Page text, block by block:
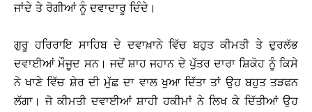
ਜਾਂਦੇ ਤੇ ਰੋਗੀਆਂ ਨੂੰ ਦਵਾਦਾਰੂ ਦਿੰਦੇ।
ਗੁਰੂ ਹਰਿਰਾਇ ਸਾਹਿਬ ਦੇ ਦਵਾਖ਼ਾਨੇ ਵਿੱਚ ਬਹੁਤ ਕੀਮਤੀ ਤੇ ਦੁਰਲੱਭ
ਦਵਾਈਆਂ ਮੌਜੂਦ ਸਨ। ਜਦੋਂ ਸ਼ਾਹ ਜਹਾਨ ਦੇ ਪੁੱਤਰ ਦਾਰਾ ਸ਼ਿਕੋਹ ਨੂੰ ਕਿਸੇ
ਨੇ ਖਾਣੇ ਵਿੱਚ ਸ਼ੇਰ ਦੀ ਮੁੱਛ ਦਾ ਵਾਲ ਖੁਆ ਦਿੱਤਾ ਤਾਂ ਉਹ ਬਹੁਤ ਤੜਫਨ
ਲੱਗਾ। ਜੋ ਕੀਮਤੀ ਦਵਾਈਆਂ ਸ਼ਾਹੀ ਹਕੀਮਾਂ ਨੇ ਲਿਖ ਕੇ ਦਿੱਤੀਆਂ ਉਹ